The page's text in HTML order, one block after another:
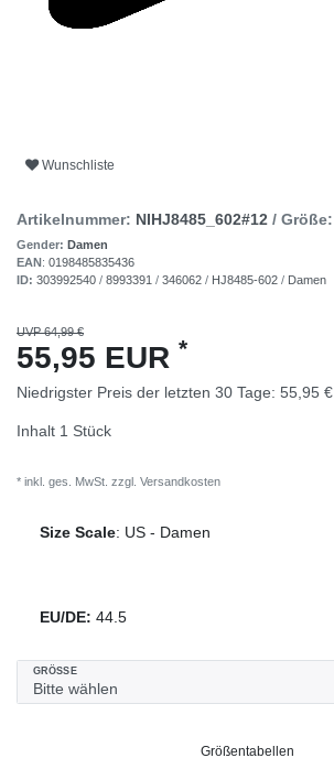
Wunschliste
Artikelnummer: NIHJ8485_602#12 / Größe:
Gender: Damen
EAN: 0198485835436
ID: 303992540 / 8993391 / 346062 / HJ8485-602 / Damen
UVP 64,99 €
55,95 EUR *
Niedrigster Preis der letzten 30 Tage: 55,95 €
Inhalt 1 Stück
* inkl. ges. MwSt. zzgl. Versandkosten
Size Scale: US - Damen
EU/DE: 44.5
GRÖSSE
Größentabellen